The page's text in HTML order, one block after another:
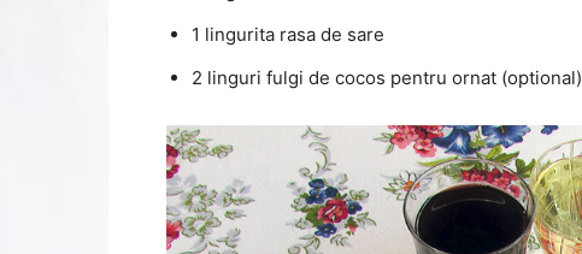
1 lingurita rasa de sare
2 linguri fulgi de cocos pentru ornat (optional)